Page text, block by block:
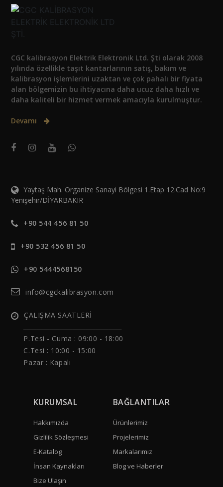
CGC kalibrasyon Elektrik Elektronik Ltd. Şti olarak 2008
yılında özellikle taşıt kantarlarının satış, bakım ve
kalibrasyon işlemlerini uzaktan ve çok pahalı bir fiyata
alan bölgemizin bu ihtiyacına daha ucuz daha hızlı ve
daha kaliteli bir hizmet vermek amacıyla kurulmuştur.
Devamı
Yaytaş Mah. Organize Sanayi Bölgesi 1.Etap 12.Cad No:9
Yenişehir/DİYARBAKIR
+90 544 456 81 50
+90 532 456 81 50
+90 5444568150
info@cgckalibrasyon.com
ÇALIŞMA SAATLERİ
P.Tesi - Cuma : 09:00 - 18:00
C.Tesi : 10:00 - 15:00
Pazar : Kapalı
KURUMSAL
Hakkımızda
Gizlilik Sözleşmesi
E-Katalog
İnsan Kaynakları
Bize Ulaşın
BAĞLANTILAR
Ürünlerimiz
Projelerimiz
Markalarımız
Blog ve Haberler